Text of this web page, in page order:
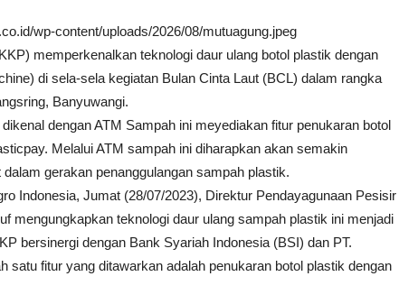
wp-content/uploads/2026/08/mutuagung.jpeg
memperkenalkan teknologi daur ulang botol plastik dengan
di sela-sela kegiatan Bulan Cinta Laut (BCL) dalam rangka
Banyuwangi.
dengan ATM Sampah ini meyediakan fitur penukaran botol
Melalui ATM sampah ini diharapkan akan semakin
gerakan penanggulangan sampah plastik.
Indonesia, Jumat (28/07/2023), Direktur Pendayagunaan Pesisir
mengungkapkan teknologi daur ulang sampah plastik ini menjadi
bersinergi dengan Bank Syariah Indonesia (BSI) dan PT.
satu fitur yang ditawarkan adalah penukaran botol plastik dengan